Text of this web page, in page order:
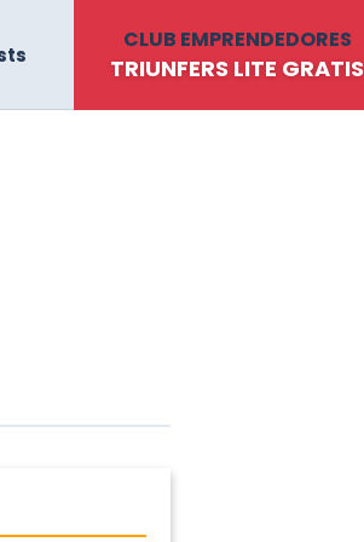
CLUB EMPRENDEDORES
TRIUNFERS LITE GRATIS